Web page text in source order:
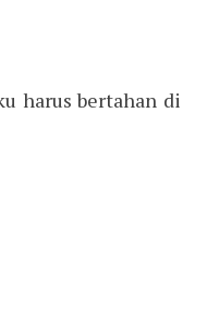
harus bertahan di